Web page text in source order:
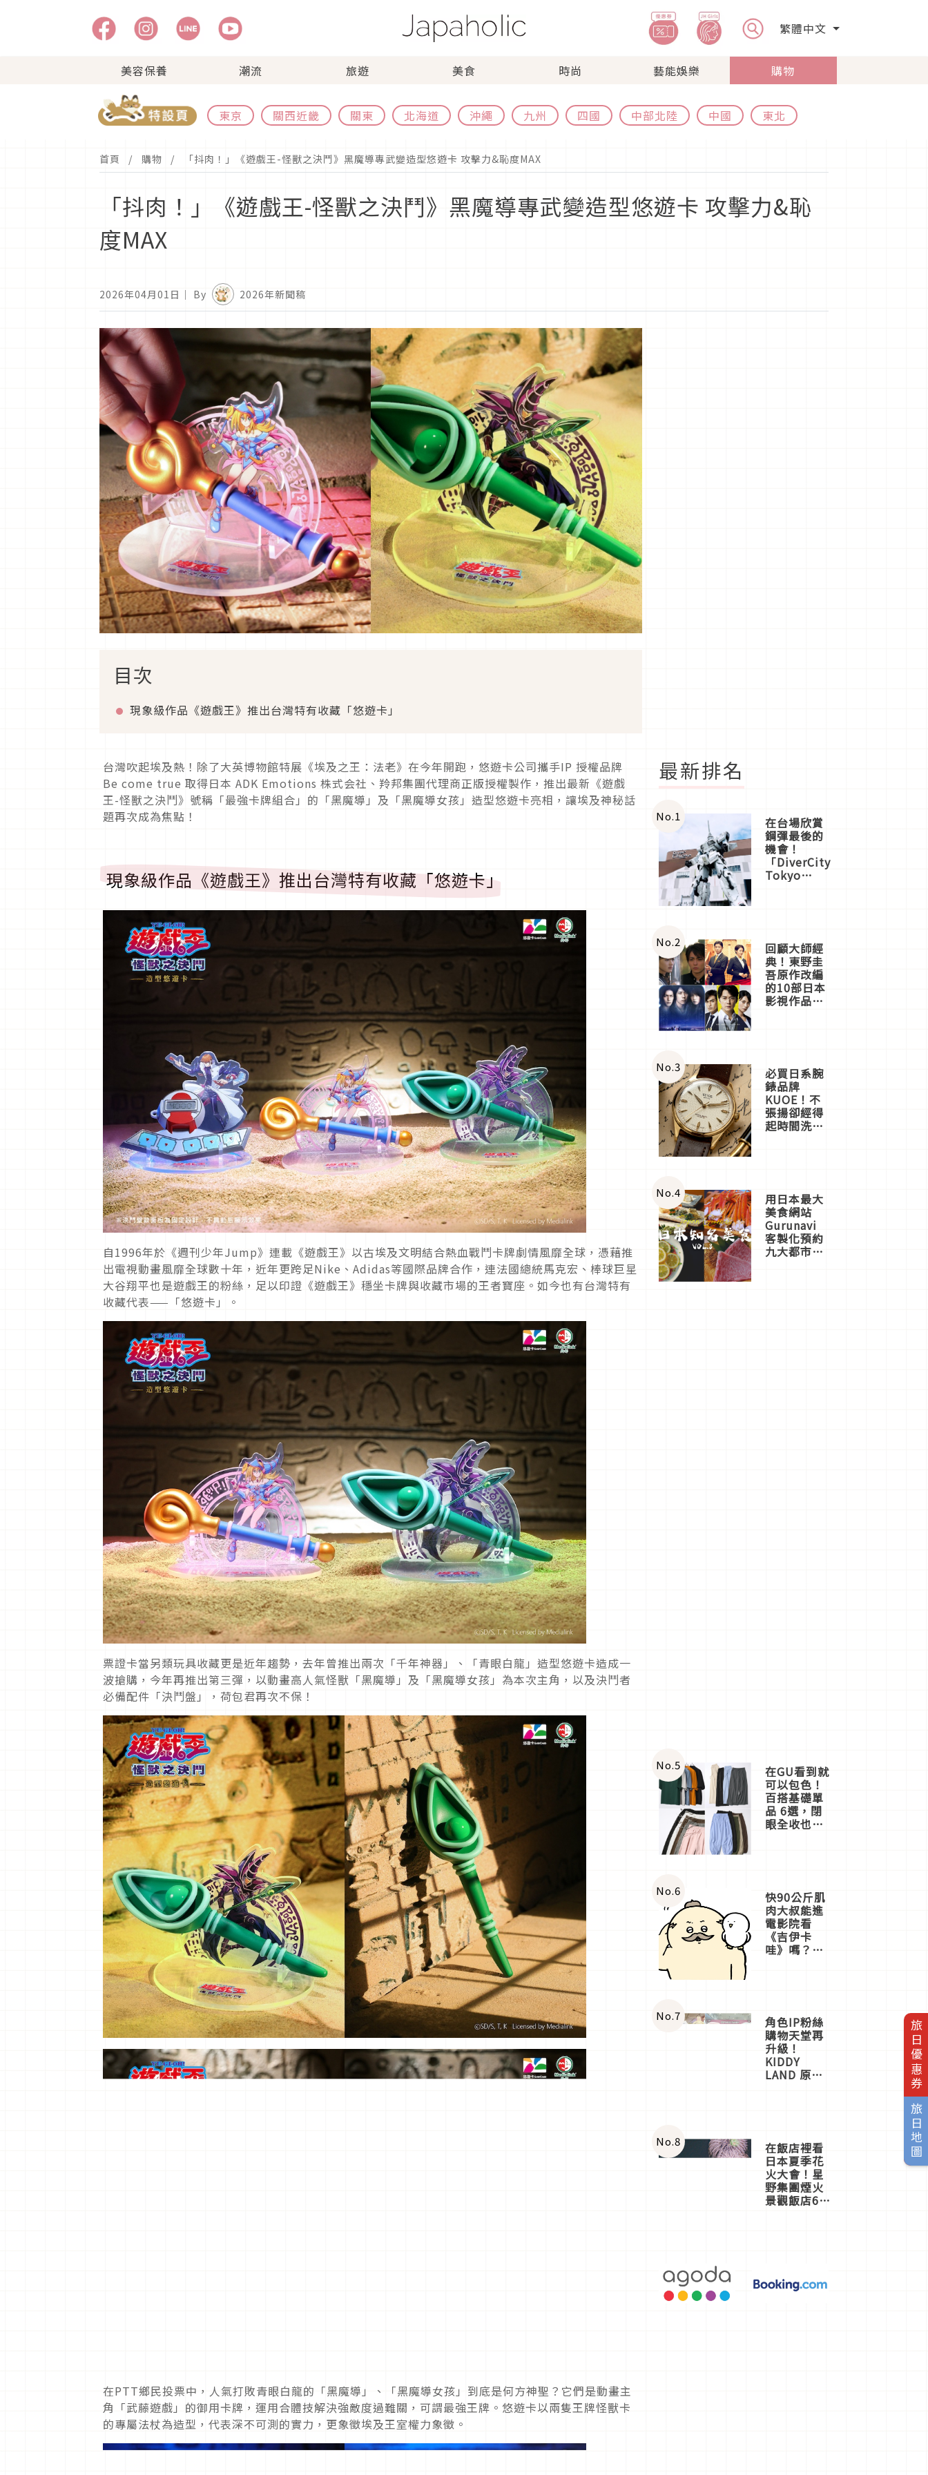
繁體中文
美容保養 潮流 旅遊 美食 時尚 藝能娛樂 購物
東京 關西近畿 關東 北海道 沖繩 九州 四國 中部北陸 中國 東北
旅日優惠券
旅日地圖
首頁 購物 「抖肉！」《遊戲王-怪獸之決鬥》黑魔導專武變造型悠遊卡 攻擊力&恥度MAX
「抖肉！」《遊戲王-怪獸之決鬥》黑魔導專武變造型悠遊卡 攻擊力&恥
度MAX
2026年04月01日 ｜ By 2026年新聞稿
目次
現象級作品《遊戲王》推出台灣特有收藏「悠遊卡」
台灣吹起埃及熱！除了大英博物館特展《埃及之王：法老》在今年開跑，悠遊卡公司攜手IP 授權品牌
Be come true 取得日本 ADK Emotions 株式会社、羚邦集團代理商正版授權製作，推出最新《遊戲
王-怪獸之決鬥》號稱「最強卡牌組合」的「黑魔導」及「黑魔導女孩」造型悠遊卡亮相，讓埃及神秘話
題再次成為焦點！
現象級作品《遊戲王》推出台灣特有收藏「悠遊卡」
自1996年於《週刊少年Jump》連載《遊戲王》以古埃及文明結合熱血戰鬥卡牌劇情風靡全球，憑藉推
出電視動畫風靡全球數十年，近年更跨足Nike、Adidas等國際品牌合作，連法國總統馬克宏、棒球巨星
大谷翔平也是遊戲王的粉絲，足以印證《遊戲王》穩坐卡牌與收藏市場的王者寶座。如今也有台灣特有
收藏代表——「悠遊卡」。
票證卡當另類玩具收藏更是近年趨勢，去年曾推出兩次「千年神器」、「青眼白龍」造型悠遊卡造成一
波搶購，今年再推出第三彈，以動畫高人氣怪獸「黑魔導」及「黑魔導女孩」為本次主角，以及決鬥者
必備配件「決鬥盤」，荷包君再次不保！
在PTT鄉民投票中，人氣打敗青眼白龍的「黑魔導」、「黑魔導女孩」到底是何方神聖？它們是動畫主
角「武藤遊戲」的御用卡牌，運用合體技解決強敵度過難關，可謂最強王牌。悠遊卡以兩隻王牌怪獸卡
的專屬法杖為造型，代表深不可測的實力，更象徵埃及王室權力象徵。
最新排名
No.1 在台場欣賞
鋼彈最後的
機會！
「DiverCity
Tokyo
體驗
No.2 回顧大師經
典！東野圭
吾原作改編
的10部日本
影視作品推
No.3 必買日系腕
錶品牌
KUOE！不
張揚卻經得
起時間洗鍊
No.4 用日本最大
美食網站
Gurunavi
客製化預約
九大都市餐
No.5 在GU看到就
可以包色！
百搭基礎單
品 6選，閉
眼全收也不
No.6 快90公斤肌
肉大叔能進
電影院看
《吉伊卡
哇》嗎？日
一同給出了
答案
No.7 角色IP粉絲
購物天堂再
升級！
KIDDY
LAND 原宿
店3分即達
No.8 在飯店裡看
日本夏季花
火大會！星
野集團煙火
景觀飯店6